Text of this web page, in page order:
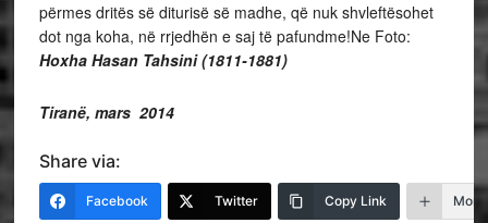
përmes dritës së diturisë së madhe, që nuk shvleftësohet
dot nga koha, në rrjedhën e saj të pafundme!Ne Foto:
Hoxha Hasan Tahsini (1811-1881)
Tiranë, mars 2014
Share via:
Facebook Twitter Copy Link More